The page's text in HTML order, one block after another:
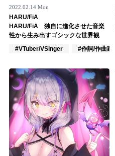
お問い合わせ
記事リクエスト
ログイン
LINK
muevoクラウドファンディング
muevoコミュニティ
ぶいクラ！by muevo
2022.02.14 Mon
HARU/FiA
HARU/FiA 独自に進化させた音楽
性から生み出すゴシックな世界観
#VTuber/VSinger
#作詞/作曲家